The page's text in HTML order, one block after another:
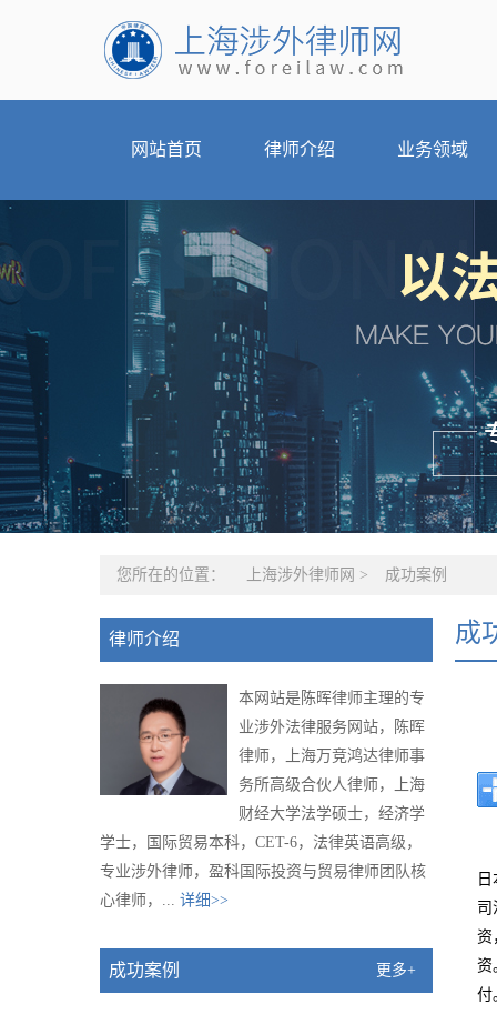
网站首页 律师介绍 业务领域
您所在的位置： 上海涉外律师网 > 成功案例
律师介绍
本网站是陈晖律师主理的专
业涉外法律服务网站，陈晖
律师，上海万竞鸿达律师事
务所高级合伙人律师，上海
财经大学法学硕士，经济学
学士，国际贸易本科，CET-6，法律英语高级，
专业涉外律师，盈科国际投资与贸易律师团队核
心律师，... 详细>>
成功案例 更多+
成
司
资
资
付